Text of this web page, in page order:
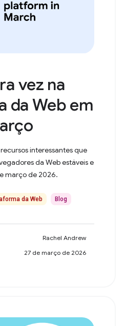
vez na
da Web em
interessantes que
da Web estáveis e
março de 2026.
da Web Blog
Rachel Andrew
27 de março de 2026